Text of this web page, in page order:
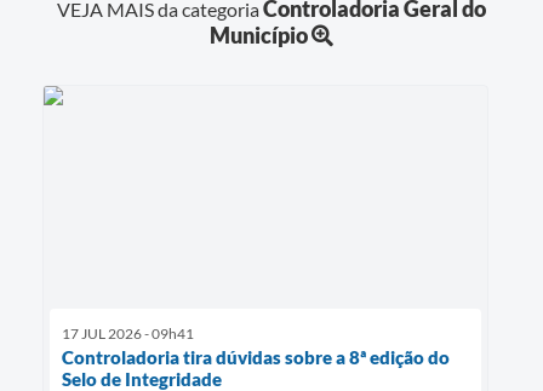
VEJA MAIS da categoriaControladoria Geral do
Município
17 JUL 2026 - 09h41
Controladoria tira dúvidas sobre a 8ª edição do
Selo de Integridade